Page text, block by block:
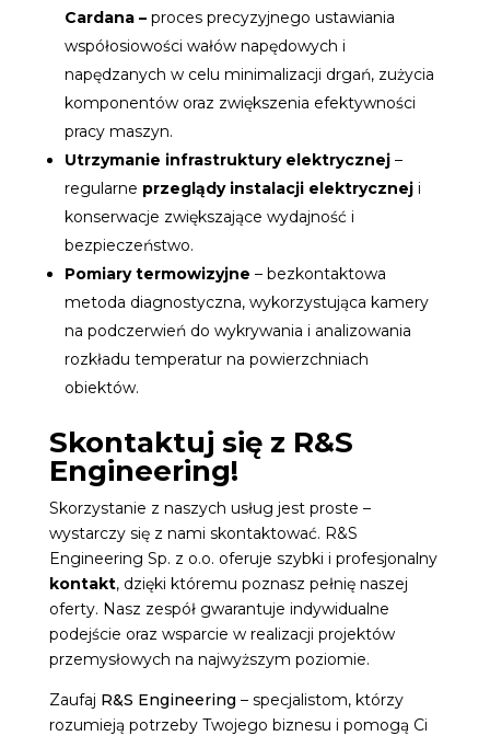
Cardana – proces precyzyjnego ustawiania
współosiowości wałów napędowych i
napędzanych w celu minimalizacji drgań, zużycia
komponentów oraz zwiększenia efektywności
pracy maszyn.
Utrzymanie infrastruktury elektrycznej–
regularne przeglądy instalacji elektryczneji
konserwacje zwiększające wydajność i
bezpieczeństwo.
Pomiary termowizyjne – bezkontaktowa
metoda diagnostyczna, wykorzystująca kamery
na podczerwień do wykrywania i analizowania
rozkładu temperatur na powierzchniach
obiektów.
Skontaktuj się z R&S
Engineering!
Skorzystanie z naszych usług jest proste –
wystarczy się z nami skontaktować. R&S
Engineering Sp. z o.o. oferuje szybki i profesjonalny
kontakt, dzięki któremu poznasz pełnię naszej
oferty. Nasz zespół gwarantuje indywidualne
podejście oraz wsparcie w realizacji projektów
przemysłowych na najwyższym poziomie.
Zaufaj R&S Engineering – specjalistom, którzy
rozumieją potrzeby Twojego biznesu i pomogą Ci